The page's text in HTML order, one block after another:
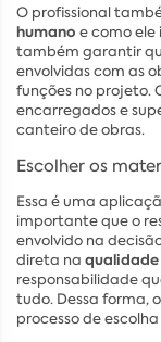
O profissional
humano e como
também garantir
envolvidas com as
funções no projeto.
encarregados e
canteiro de obras.
Escolher os
Essa é uma
importante que o
envolvido na
direta na
responsabilidade
tudo. Dessa forma,
processo de